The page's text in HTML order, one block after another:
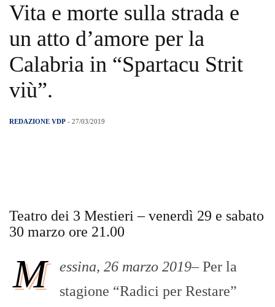
Vita e morte sulla strada e
un atto d’amore per la
Calabria in “Spartacu Strit
viù”.
REDAZIONE VDP - 27/03/2019
Teatro dei 3 Mestieri – venerdì 29 e sabato
30 marzo ore 21.00
M essina, 26 marzo 2019– Per la
stagione “Radici per Restare”